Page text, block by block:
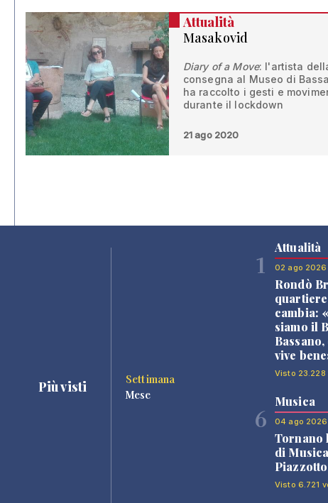
Attualità
Masakovid
Diary of a Move: l'artista
consegna al Museo di
ha raccolto i gesti e
durante il lockdown
21 ago 2020
Più visti
Settimana
Mese
1
Attualità
02 ago 2026
Rondò
cambia:
siamo il
vive
Visto 23.228
6
Musica
04 ago 2026
Tornano
di
Piazzotto
Visto 6.721